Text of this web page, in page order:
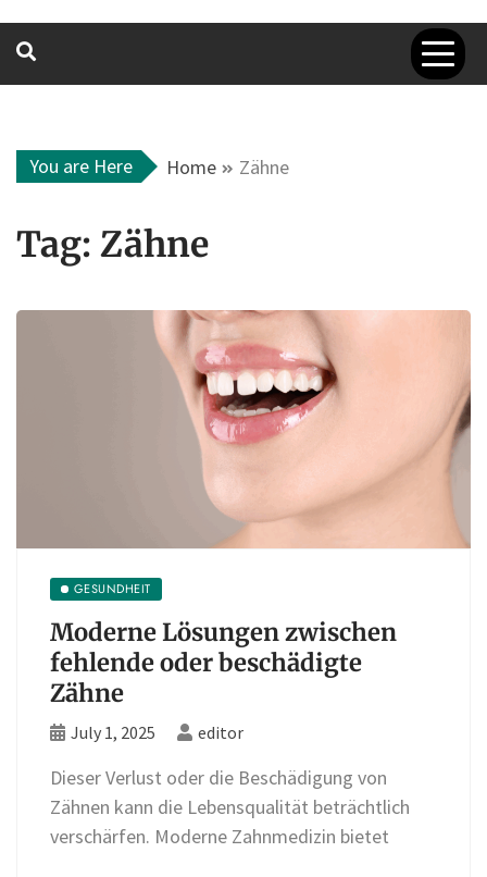
You are Here Home Zähne
Tag: Zähne
GESUNDHEIT
Moderne Lösungen zwischen
fehlende oder beschädigte
Zähne
July 1, 2025 editor
Dieser Verlust oder die Beschädigung von
Zähnen kann die Lebensqualität beträchtlich
verschärfen. Moderne Zahnmedizin bietet